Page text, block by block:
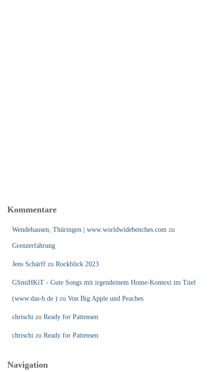
Kommentare
Wendehausen, Thüringen | www.worldwidebenches.com zu
Grenzerfahrung
Jens Schärff zu Rockblick 2023
GSmiHKiT - Gute Songs mit irgendeinem Home-Kontext im Titel
(www.das-b.de ) zu Von Big Apple und Peaches
chrischi zu Ready for Pattensen
chrischi zu Ready for Pattensen
Navigation